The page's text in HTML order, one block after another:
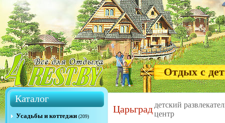
Отдых с
Каталог
Усадьбы и коттеджи (209)
Царьград детский
центр